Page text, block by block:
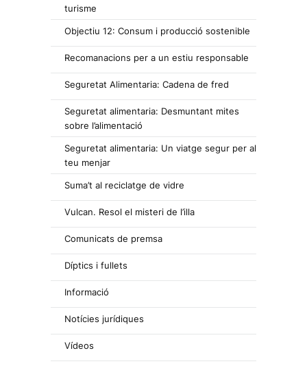
turisme
Objectiu 12: Consum i producció sostenible
Recomanacions per a un estiu responsable
Seguretat Alimentaria: Cadena de fred
Seguretat alimentaria: Desmuntant mites
sobre l’alimentació
Seguretat alimentaria: Un viatge segur per al
teu menjar
Suma’t al reciclatge de vidre
Vulcan. Resol el misteri de l’illa
Comunicats de premsa
Díptics i fullets
Informació
Notícies jurídiques
Vídeos